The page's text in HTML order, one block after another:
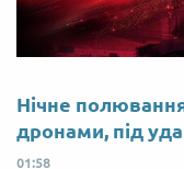
Нічне
дронами, під
01:58